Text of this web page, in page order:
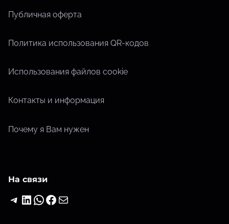
Публичная оферта
Политика использования QR-кодов
Использования файлов cookie
Контакты и информация
Почему я Вам нужен
На связи
Telegram LinkedIn WhatsApp Facebook Почта